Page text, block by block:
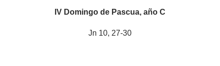
IV Domingo de Pascua, año C
Jn 10, 27-30